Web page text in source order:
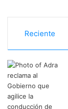
Reciente